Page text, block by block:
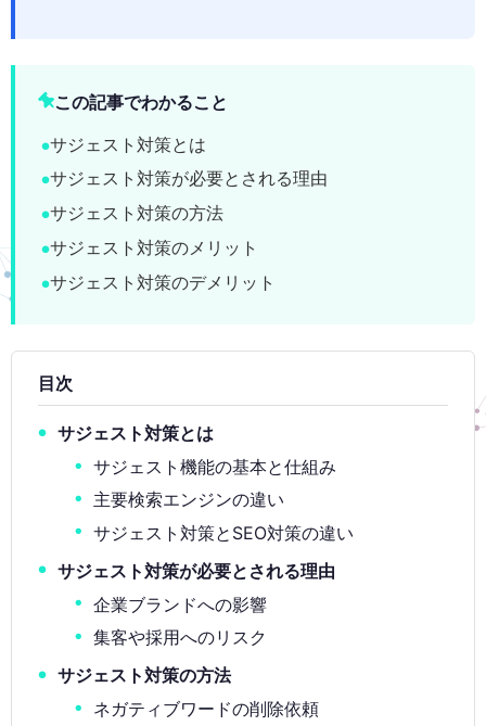
この記事でわかること
サジェスト対策とは
サジェスト対策が必要とされる理由
サジェスト対策の方法
サジェスト対策のメリット
サジェスト対策のデメリット
目次
サジェスト対策とは
サジェスト機能の基本と仕組み
主要検索エンジンの違い
サジェスト対策とSEO対策の違い
サジェスト対策が必要とされる理由
企業ブランドへの影響
集客や採用へのリスク
サジェスト対策の方法
ネガティブワードの削除依頼